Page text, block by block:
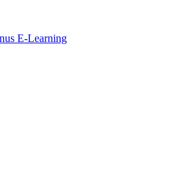
E-Learning